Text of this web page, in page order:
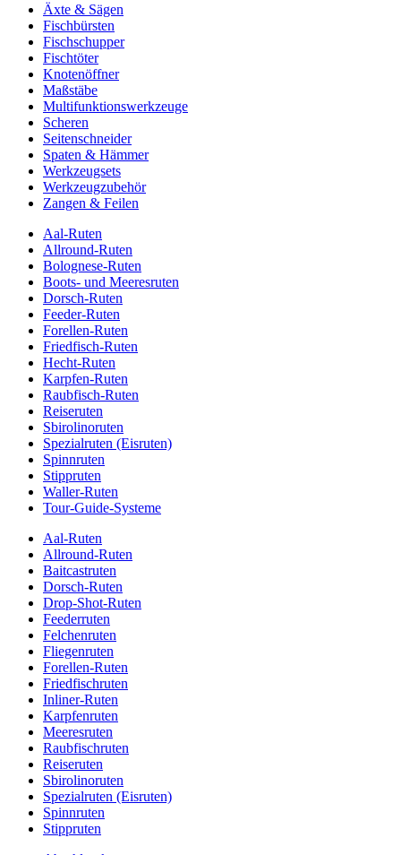
Äxte & Sägen
Fischbürsten
Fischschupper
Fischtöter
Knotenöffner
Maßstäbe
Multifunktionswerkzeuge
Scheren
Seitenschneider
Spaten & Hämmer
Werkzeugsets
Werkzeugzubehör
Zangen & Feilen
Aal-Ruten
Allround-Ruten
Bolognese-Ruten
Boots- und Meeresruten
Dorsch-Ruten
Feeder-Ruten
Forellen-Ruten
Friedfisch-Ruten
Hecht-Ruten
Karpfen-Ruten
Raubfisch-Ruten
Reiseruten
Sbirolinoruten
Spezialruten (Eisruten)
Spinnruten
Stippruten
Waller-Ruten
Tour-Guide-Systeme
Aal-Ruten
Allround-Ruten
Baitcastruten
Dorsch-Ruten
Drop-Shot-Ruten
Feederruten
Felchenruten
Fliegenruten
Forellen-Ruten
Friedfischruten
Inliner-Ruten
Karpfenruten
Meeresruten
Raubfischruten
Reiseruten
Sbirolinoruten
Spezialruten (Eisruten)
Spinnruten
Stippruten